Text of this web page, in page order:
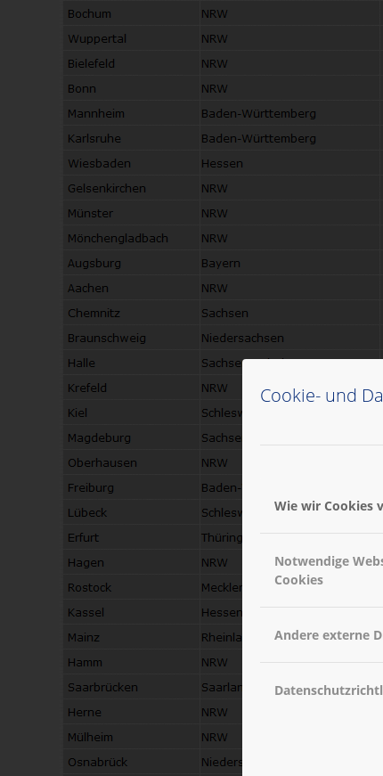
Cookie- und
Wie wir Cookies
Notwendige
Cookies
Andere externe